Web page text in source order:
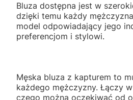
Bluza dostępna jest w
dzięki temu każdy
model odpowiadający jego
preferencjom i stylowi.
Męska bluza z kapturem to
każdego mężczyzny. Łączy
czego można oczekiwać od